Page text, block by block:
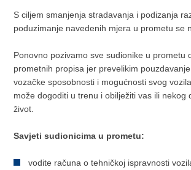
S ciljem smanjenja stradavanja i podizanja
poduzimanje navedenih mjera u prometu se
Ponovno pozivamo sve sudionike u prometu
prometnih propisa jer prevelikim
vozačke sposobnosti i mogućnosti svog
može dogoditi u trenu i obilježiti vas ili nekog
život.
Savjeti sudionicima u prometu:
vodite računa o tehničkoj ispravnosti